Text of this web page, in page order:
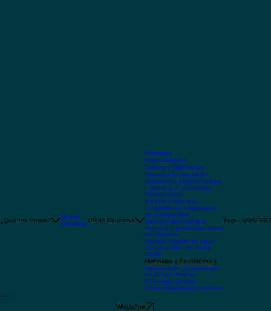
Maestrías
Especialidades
Talleres y Diplomados
Finanzas Sustentables
Apicultura y Meliponicultura
Líderes que trascienden
Permacultura
Impacto Ambiental
Cumplimiento empresarial
de normatividad
Manejo Agroecológico
Avances y tendencias sobre
los sistemas
Manejo Integral del Agua
Construcción con Tierra
Cruda
Herbolaria y Biocosmética
Restauración Ecosistémica
en Zonas Urbanas
Clases Magistrales Gratuitas